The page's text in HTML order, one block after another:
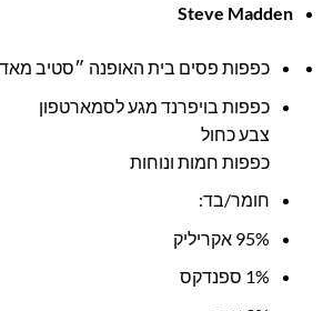
Steve Madden
כפפות פסים בית האופנה ״סטיב
כפפות בויפרנד מגע לסמארטפון
צבע כחול
כפפות חמות ונוחות
חומר/בד:
95% אקריליק
1% ספנדקס